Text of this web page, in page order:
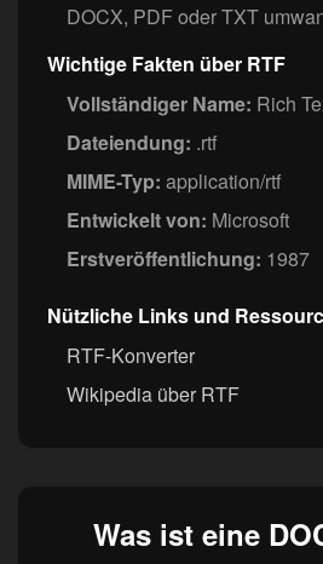
DOCX, PDF oder TXT
Wichtige Fakten über RTF
Vollständiger Name: Rich
Dateiendung: .rtf
MIME-Typ: application/rtf
Entwickelt von: Microsoft
Erstveröffentlichung: 1987
Nützliche Links und
RTF-Konverter
Wikipedia über RTF
Was ist eine